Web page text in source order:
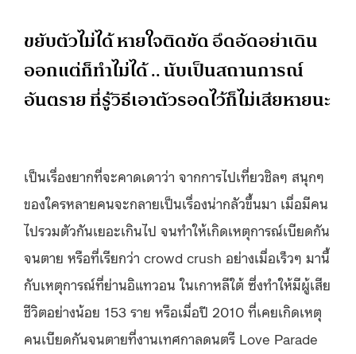
ขยับตัวไม่ได้ หายใจติดขัด อึดอัดอย่าเดิน
ออกแต่ก็ทำไม่ได้ .. นับเป็นสถานการณ์
อันตราย ที่รู้วิธีเอาตัวรอดไว้ก็ไม่เสียหายนะ
เป็นเรื่องยากที่จะคาดเดาว่า จากการไปเที่ยวชิลๆ สนุกๆ
ของใครหลายคนจะกลายเป็นเรื่องน่ากลัวขึ้นมา เมื่อมีคน
ไปรวมตัวกันเยอะเกินไป จนทำให้เกิดเหตุการณ์เบียดกัน
จนตาย หรือที่เรียกว่า crowd crush อย่างเมื่อเร็วๆ มานี้
กับเหตุการณ์ที่ย่านอิแทวอน ในเกาหลีใต้ ซึ่งทำให้มีผู้เสีย
ชีวิตอย่างน้อย 153 ราย หรือเมื่อปี 2010 ที่เคยเกิดเหตุ
คนเบียดกันจนตายที่งานเทศกาลดนตรี Love Parade